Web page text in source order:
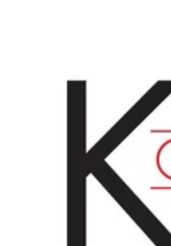
English